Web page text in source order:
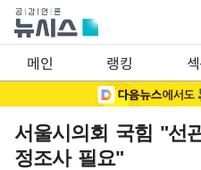
메인 랭킹
서울시의회 국힘 "선
정조사 필요"